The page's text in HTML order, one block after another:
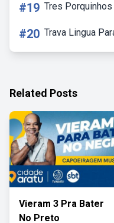
#19 Tres
#20 Trava Lingua
Related Posts
Vieram 3 Pra Bater
No Preto